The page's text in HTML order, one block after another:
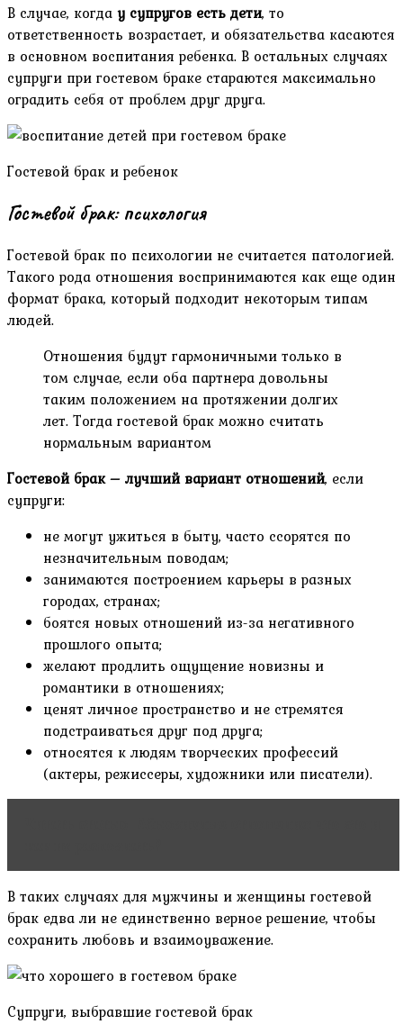
В случае, когда у супругов есть дети, то
ответственность возрастает, и обязательства касаются
в основном воспитания ребенка. В остальных случаях
супруги при гостевом браке стараются максимально
оградить себя от проблем друг друга.
Гостевой брак и ребенок
Гостевой брак: психология
Гостевой брак по психологии не считается патологией.
Такого рода отношения воспринимаются как еще один
формат брака, который подходит некоторым типам
людей.
Отношения будут гармоничными только в
том случае, если оба партнера довольны
таким положением на протяжении долгих
лет. Тогда гостевой брак можно считать
нормальным вариантом
Гостевой брак – лучший вариант отношений, если
супруги:
не могут ужиться в быту, часто ссорятся по
незначительным поводам;
занимаются построением карьеры в разных
городах, странах;
боятся новых отношений из-за негативного
прошлого опыта;
желают продлить ощущение новизны и
романтики в отношениях;
ценят личное пространство и не стремятся
подстраиваться друг под друга;
относятся к людям творческих профессий
(актеры, режиссеры, художники или писатели).
В таких случаях для мужчины и женщины гостевой
брак едва ли не единственно верное решение, чтобы
сохранить любовь и взаимоуважение.
Супруги, выбравшие гостевой брак